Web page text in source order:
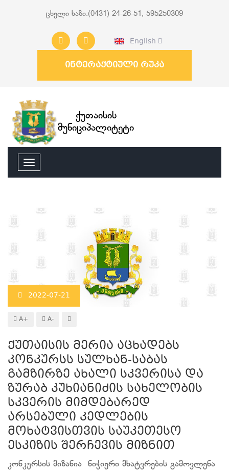
ცხელი ხაზი:(0431) 24-26-51, 595250309
English
ინტერაქტიული რუკა
ქუთაისის
მუნიციპალიტეტი
2022-07-21
A+ A-
ქუთაისის მერია აცხადებს
კონკურსს სულხან-საბას
გამზირზე ახალი სკვერისა და
ზურაბ კუხიანიძის სახელობის
სკვერის მიმდებარედ
არსებული კედლების
მოხატვისთვის საუკეთესო
ესკიზის შერჩევის მიზნით
კონკურსის მიზანია ნიჭიერი მხატვრების გამოვლენა